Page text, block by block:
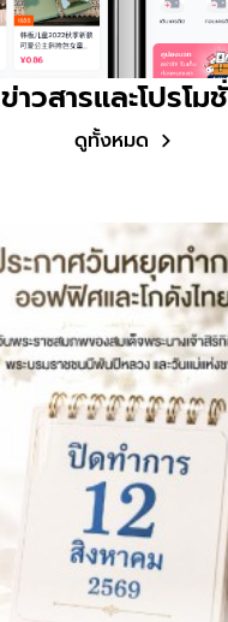
ข่าวสารและโปรโม
ดูทั้งหมด